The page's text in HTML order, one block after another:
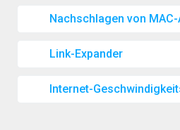
Nachschlagen von
Link-Expander
Internet-